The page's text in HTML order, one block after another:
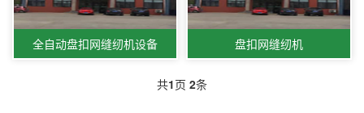
全自动盘扣网缝纫机设备 盘扣网缝纫机
共1页 2条